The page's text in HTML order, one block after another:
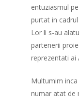
entuziasmul
purtat in
Lor li s-au
partenerii
reprezentati ai
Multumim
numar atat de